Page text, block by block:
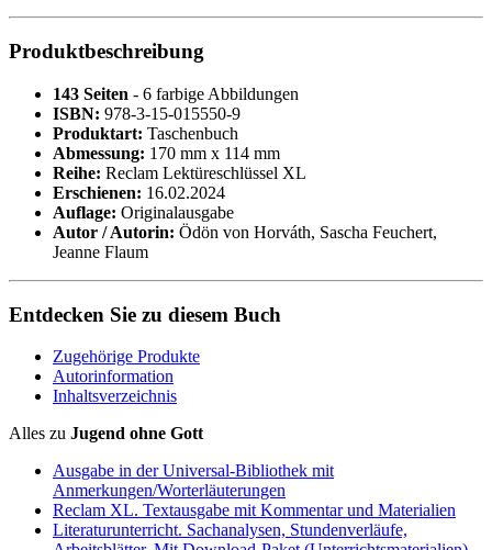
Produktbeschreibung
143 Seiten - 6 farbige Abbildungen
ISBN: 978-3-15-015550-9
Produktart: Taschenbuch
Abmessung: 170 mm x 114 mm
Reihe: Reclam Lektüreschlüssel XL
Erschienen: 16.02.2024
Auflage: Originalausgabe
Autor / Autorin: Ödön von Horváth, Sascha Feuchert,
Jeanne Flaum
Entdecken Sie zu diesem Buch
Zugehörige Produkte
Autorinformation
Inhaltsverzeichnis
Alles zu Jugend ohne Gott
Ausgabe in der Universal-Bibliothek mit
Anmerkungen/Worterläuterungen
Reclam XL. Textausgabe mit Kommentar und Materialien
Literaturunterricht. Sachanalysen, Stundenverläufe,